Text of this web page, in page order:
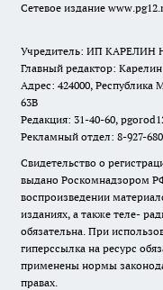
Сетевое издание
Учредитель: ИП КАРЕЛИН
Главный редактор:
Адрес: 424000,
63В
Редакция: 31-40-60,
Рекламный отдел: 8-927-
Свидетельство о
выдано Роскомнадзором
воспроизведении
изданиях, а также теле-
обязательна. При
гиперссылка на ресурс
применены нормы
правах.